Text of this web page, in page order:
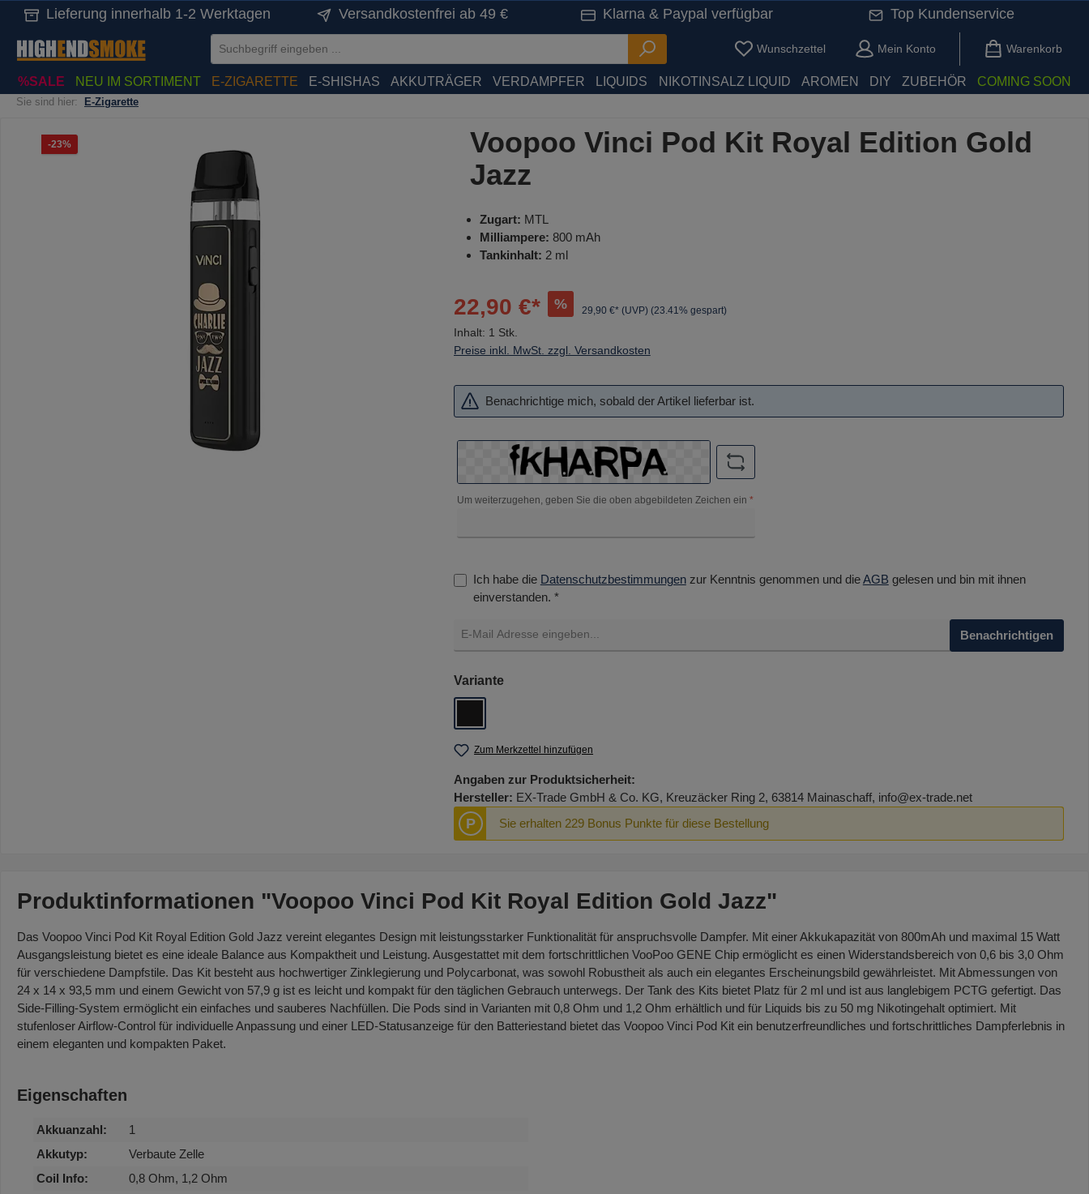
Zur Hauptnavigation springen
Lieferung innerhalb 1-2 Werktagen Versandkostenfrei ab 49 € Klarna & Paypal verfügbar Top Kundenservice
Wunschzettel Du hast 0 Produkte auf dem Merkzettel
Mein Konto Warenkorb
%SALE NEU IM SORTIMENT E-ZIGARETTE E-SHISHAS AKKUTRÄGER VERDAMPFER LIQUIDS NIKOTINSALZ LIQUID AROMEN DIY ZUBEHÖR COMING SOON
Sie sind hier: E-Zigarette
Bildergalerie überspringen
-23%Rabatt
Voopoo Vinci Pod Kit Royal Edition Gold
Jazz
Zugart: MTL
Milliampere: 800 mAh
Tankinhalt: 2 ml
22,90 €* % 29,90 €* (UVP) (23.41% gespart)
Inhalt: 1 Stk.
Preise inkl. MwSt. zzgl. Versandkosten
Benachrichtige mich, sobald der Artikel lieferbar ist.
Um weiterzugehen, geben Sie die oben abgebildeten Zeichen ein *
Ich habe die Datenschutzbestimmungenzur Kenntnis genommen und dieAGB gelesen und bin mit ihnen
einverstanden. *
Benachrichtigen
Varianteauswählen
Zum Merkzettel hinzufügen
Angaben zur Produktsicherheit:
Hersteller: EX-Trade GmbH & Co. KG, Kreuzäcker Ring 2, 63814 Mainaschaff, info@ex-trade.net
P Sie erhalten 229 Bonus Punkte für diese Bestellung
Produktinformationen "Voopoo Vinci Pod Kit Royal Edition Gold Jazz"
Das Voopoo Vinci Pod Kit Royal Edition Gold Jazz vereint elegantes Design mit leistungsstarker Funktionalität für anspruchsvolle Dampfer. Mit einer Akkukapazität von 800mAh und maximal 15 Watt
Ausgangsleistung bietet es eine ideale Balance aus Kompaktheit und Leistung. Ausgestattet mit dem fortschrittlichen VooPoo GENE Chip ermöglicht es einen Widerstandsbereich von 0,6 bis 3,0 Ohm
für verschiedene Dampfstile. Das Kit besteht aus hochwertiger Zinklegierung und Polycarbonat, was sowohl Robustheit als auch ein elegantes Erscheinungsbild gewährleistet. Mit Abmessungen von
24 x 14 x 93,5 mm und einem Gewicht von 57,9 g ist es leicht und kompakt für den täglichen Gebrauch unterwegs. Der Tank des Kits bietet Platz für 2 ml und ist aus langlebigem PCTG gefertigt. Das
Side-Filling-System ermöglicht ein einfaches und sauberes Nachfüllen. Die Pods sind in Varianten mit 0,8 Ohm und 1,2 Ohm erhältlich und für Liquids bis zu 50 mg Nikotingehalt optimiert. Mit
stufenloser Airflow-Control für individuelle Anpassung und einer LED-Statusanzeige für den Batteriestand bietet das Voopoo Vinci Pod Kit ein benutzerfreundliches und fortschrittliches Dampferlebnis in
einem eleganten und kompakten Paket.
Eigenschaften
Akkuanzahl:
1
Akkutyp:
Verbaute Zelle
Coil Info:
0,8 Ohm, 1,2 Ohm